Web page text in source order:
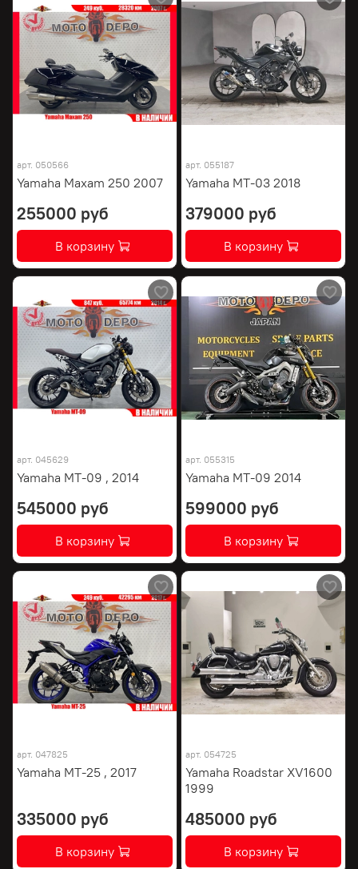
арт. 050566
Yamaha Maxam 250 2007
255000 руб
В корзину
арт. 055187
Yamaha MT-03 2018
379000 руб
В корзину
арт. 045629
Yamaha MT-09 , 2014
545000 руб
В корзину
арт. 055315
Yamaha MT-09 2014
599000 руб
В корзину
арт. 047825
Yamaha MT-25 , 2017
335000 руб
В корзину
арт. 054725
Yamaha Roadstar XV1600
1999
485000 руб
В корзину